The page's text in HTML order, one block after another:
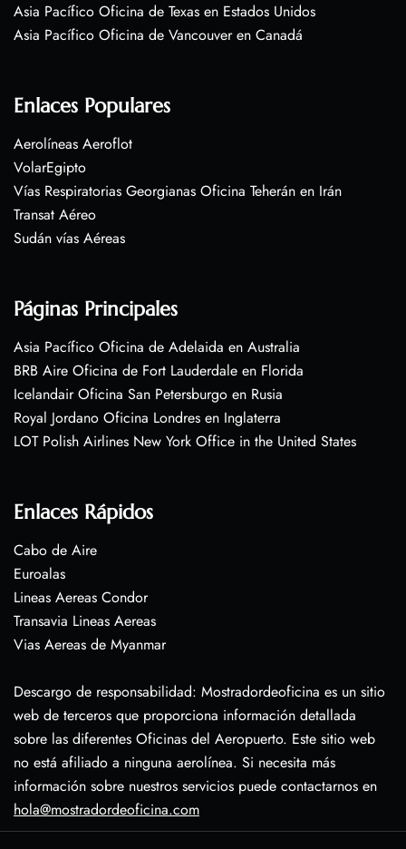
Asia Pacífico Oficina de Texas en Estados Unidos
Asia Pacífico Oficina de Vancouver en Canadá
Enlaces Populares
Aerolíneas Aeroflot
VolarEgipto
Vías Respiratorias Georgianas Oficina Teherán en Irán
Transat Aéreo
Sudán vías Aéreas
Páginas Principales
Asia Pacífico Oficina de Adelaida en Australia
BRB Aire Oficina de Fort Lauderdale en Florida
Icelandair Oficina San Petersburgo en Rusia
Royal Jordano Oficina Londres en Inglaterra
LOT Polish Airlines New York Office in the United States
Enlaces Rápidos
Cabo de Aire
Euroalas
Lineas Aereas Condor
Transavia Lineas Aereas
Vias Aereas de Myanmar
Descargo de responsabilidad: Mostradordeoficina es un sitio
web de terceros que proporciona información detallada
sobre las diferentes Oficinas del Aeropuerto. Este sitio web
no está afiliado a ninguna aerolínea. Si necesita más
información sobre nuestros servicios puede contactarnos en
hola@mostradordeoficina.com